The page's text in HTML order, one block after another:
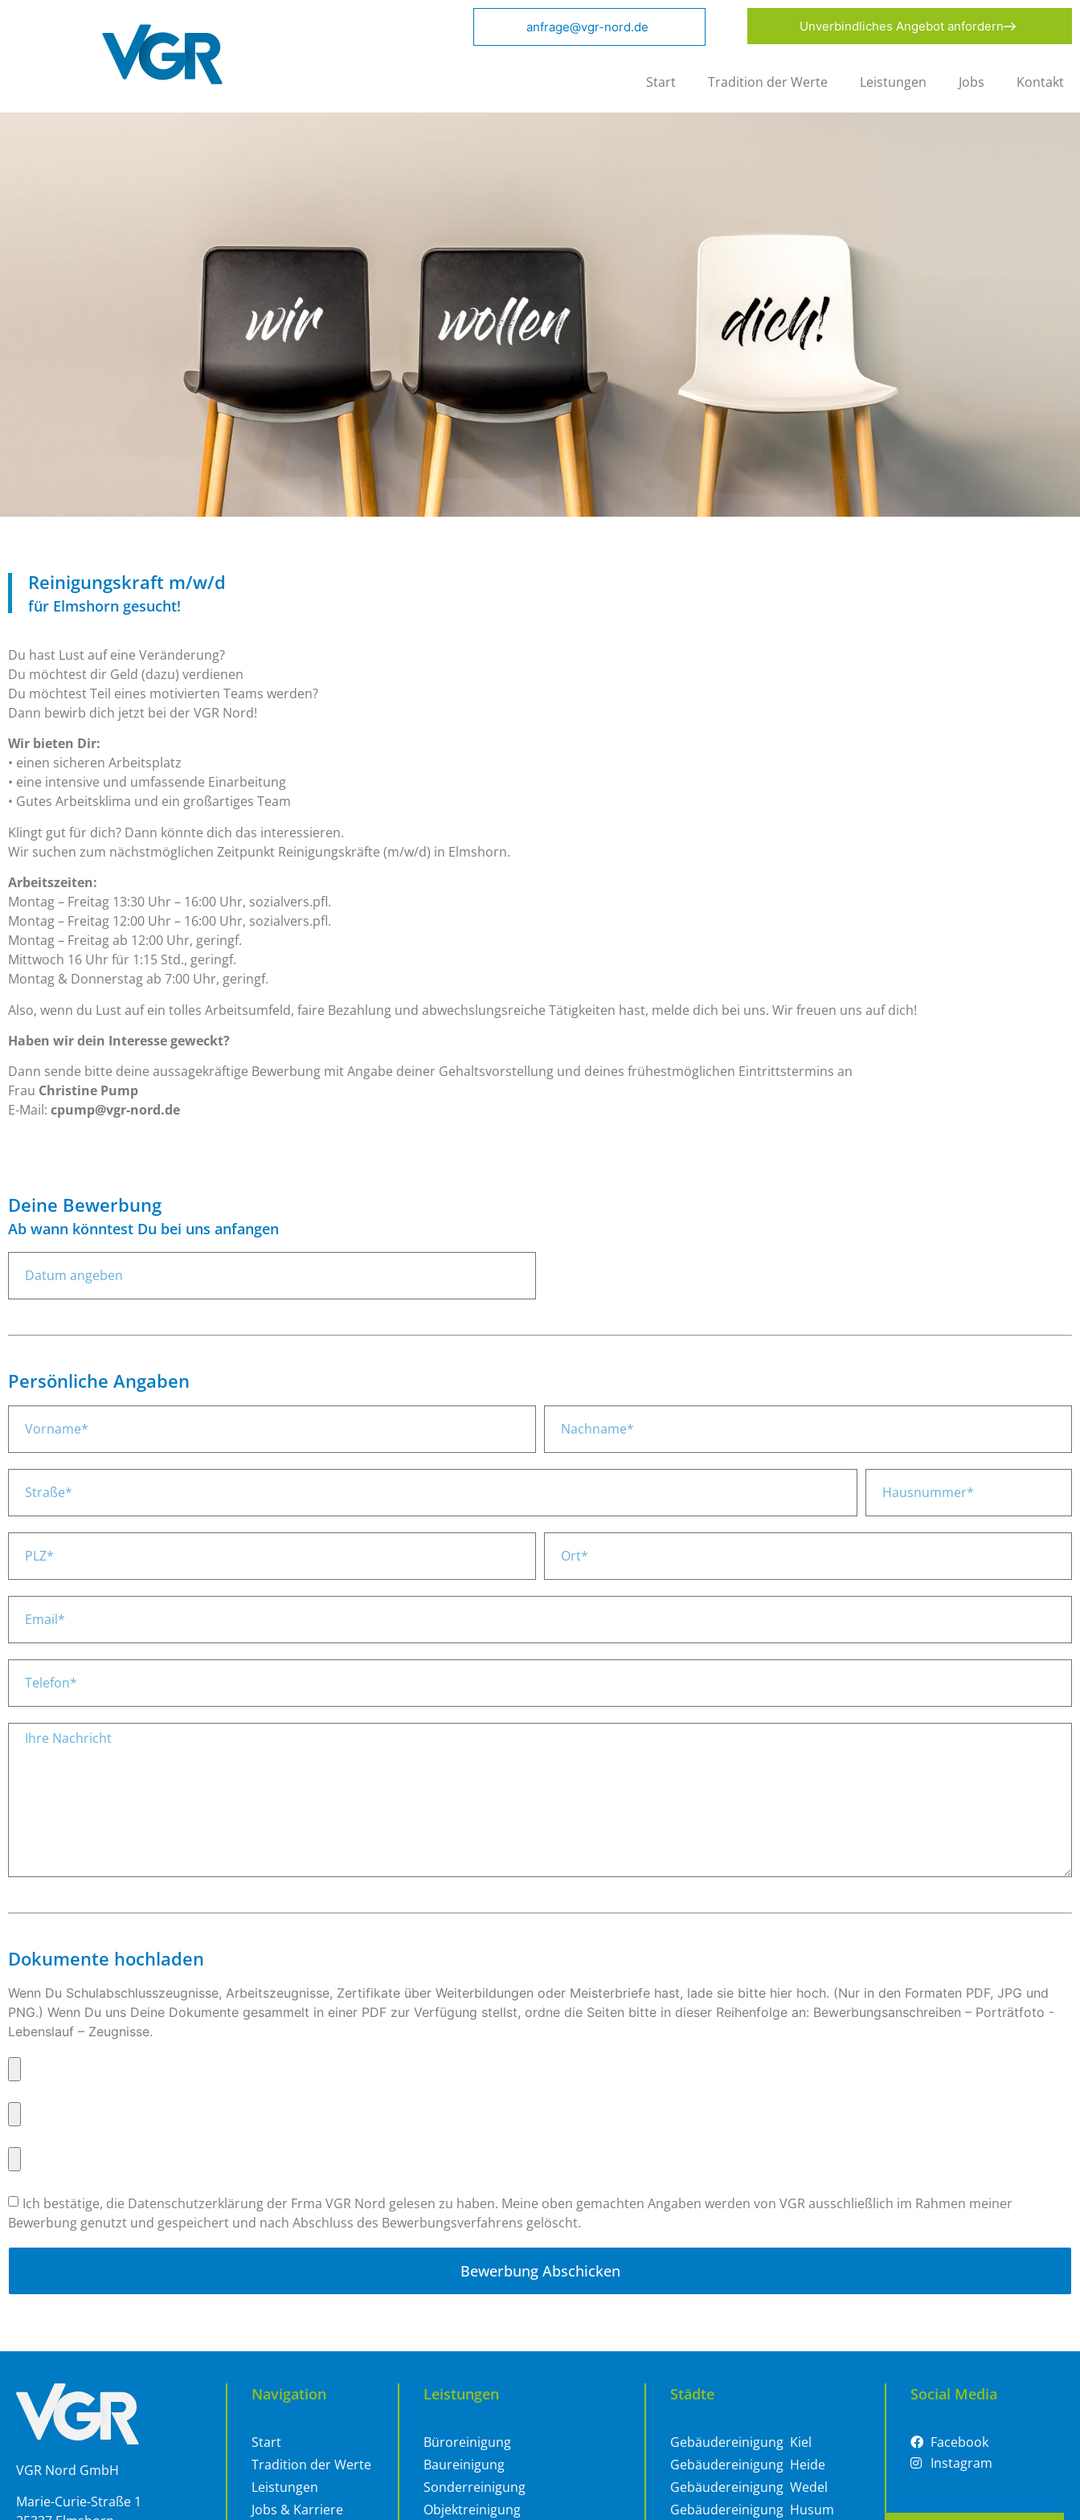
anfrage@vgr-nord.de Unverbindliches Angebot anfordern
Start Tradition der Werte Leistungen Jobs Kontakt
Reinigungskraft m/w/d
für Elmshorn gesucht!
Du hast Lust auf eine Veränderung?
Du möchtest dir Geld (dazu) verdienen
Du möchtest Teil eines motivierten Teams werden?
Dann bewirb dich jetzt bei der VGR Nord!
Wir bieten Dir:
• einen sicheren Arbeitsplatz
• eine intensive und umfassende Einarbeitung
• Gutes Arbeitsklima und ein großartiges Team
Klingt gut für dich? Dann könnte dich das interessieren.
Wir suchen zum nächstmöglichen Zeitpunkt Reinigungskräfte (m/w/d) in Elmshorn.
Arbeitszeiten:
Montag – Freitag 13:30 Uhr – 16:00 Uhr, sozialvers.pfl.
Montag – Freitag 12:00 Uhr – 16:00 Uhr, sozialvers.pfl.
Montag – Freitag ab 12:00 Uhr, geringf.
Mittwoch 16 Uhr für 1:15 Std., geringf.
Montag & Donnerstag ab 7:00 Uhr, geringf.
Also, wenn du Lust auf ein tolles Arbeitsumfeld, faire Bezahlung und abwechslungsreiche Tätigkeiten hast, melde dich bei uns. Wir freuen uns auf dich!
Haben wir dein Interesse geweckt?
Dann sende bitte deine aussagekräftige Bewerbung mit Angabe deiner Gehaltsvorstellung und deines frühestmöglichen Eintrittstermins an
Frau Christine Pump
E-Mail: cpump@vgr-nord.de
Deine Bewerbung
Ab wann könntest Du bei uns anfangen
Persönliche Angaben
Dokumente hochladen
Wenn Du Schulabschlusszeugnisse, Arbeitszeugnisse, Zertifikate über Weiterbildungen oder Meisterbriefe hast, lade sie bitte hier hoch. (Nur in den Formaten PDF, JPG und
PNG.) Wenn Du uns Deine Dokumente gesammelt in einer PDF zur Verfügung stellst, ordne die Seiten bitte in dieser Reihenfolge an: Bewerbungsanschreiben – Porträtfoto -
Lebenslauf – Zeugnisse.
Ich bestätige, die Datenschutzerklärung der Frma VGR Nord gelesen zu haben. Meine oben gemachten Angaben werden von VGR ausschließlich im Rahmen meiner
Bewerbung genutzt und gespeichert und nach Abschluss des Bewerbungsverfahrens gelöscht.
Bewerbung Abschicken
VGR Nord GmbH
Marie-Curie-Straße 1
Navigation
Start
Tradition der Werte
Leistungen
Jobs & Karriere
Leistungen
Büroreinigung
Baureinigung
Sonderreinigung
Objektreinigung
Städte
Gebäudereinigung Kiel
Gebäudereinigung Heide
Gebäudereinigung Wedel
Gebäudereinigung Husum
Social Media
Facebook
Instagram